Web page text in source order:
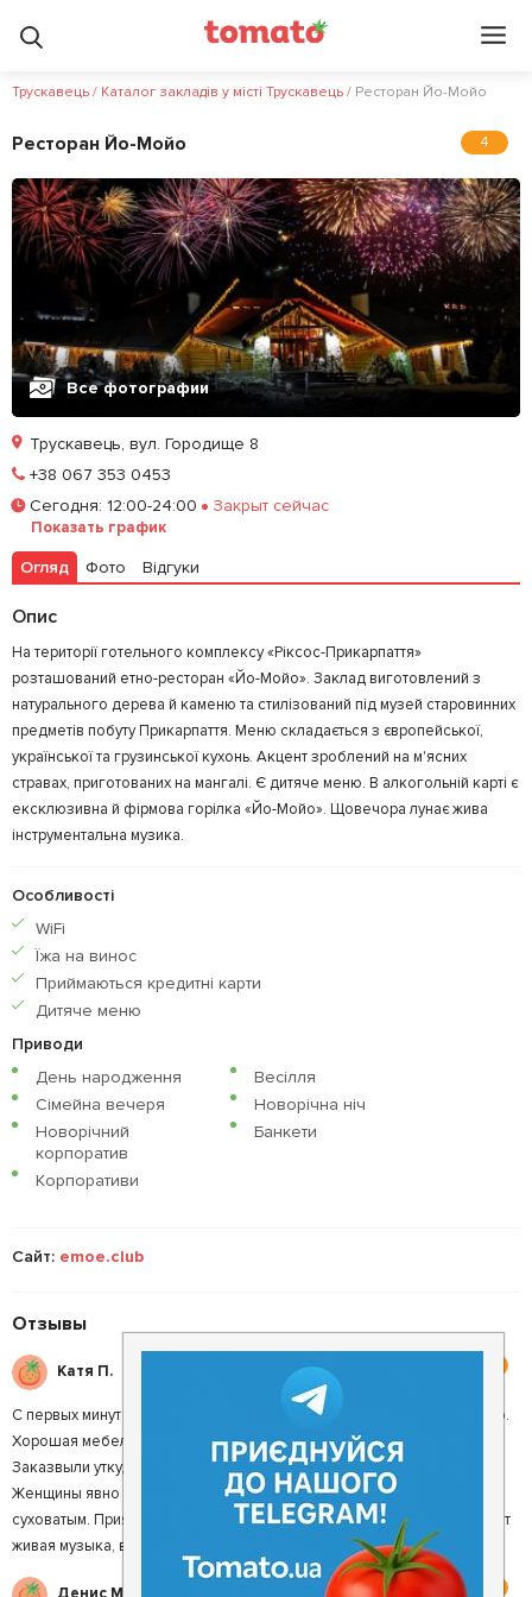
Трускавець / Каталог закладів у місті Трускавець / Ресторан Йо-Мойо
Ресторан Йо-Мойо 4
Все фотографии
Залишити відгук
Трускавець, вул. Городище 8
+38 067 353 0453
Сегодня: 12:00-24:00 Закрыт сейчас
Показать график
Огляд Фото Відгуки
Опис
На території готельного комплексу «Ріксос-Прикарпаття»
розташований етно-ресторан «Йо-Мойо». Заклад виготовлений з
натурального дерева й каменю та стилізований під музей старовинних
предметів побуту Прикарпаття. Меню складається з європейської,
української та грузинської кухонь. Акцент зроблений на м'ясних
стравах, приготованих на мангалі. Є дитяче меню. В алкогольній карті є
ексклюзивна й фірмова горілка «Йо-Мойо». Щовечора лунає жива
інструментальна музика.
Особливості
WiFi
Їжа на винос
Приймаються кредитнi карти
Дитяче меню
Приводи
День народження
Весілля
Сімейна вечеря
Новорічна ніч
Новорічний
корпоратив
Банкети
Корпоративи
Сайт: emoe.club
Отзывы
Катя П.
С первых минут чувствуешь тепло и уют. В интерьере все гармонично.
Хорошая мебель и посуда. Блюда выглядят очень аппетитно.
Заказвыли утку, салаты, спаржу с беконом, татен- понравилось.
Женщины явно оценят драники из свёклы - это нечто! Мясо было
суховатым. Приятное обслуживание, что очень радует всегда! Играет
живая музыка, внося атмосферу праздника. Советую вам посетить